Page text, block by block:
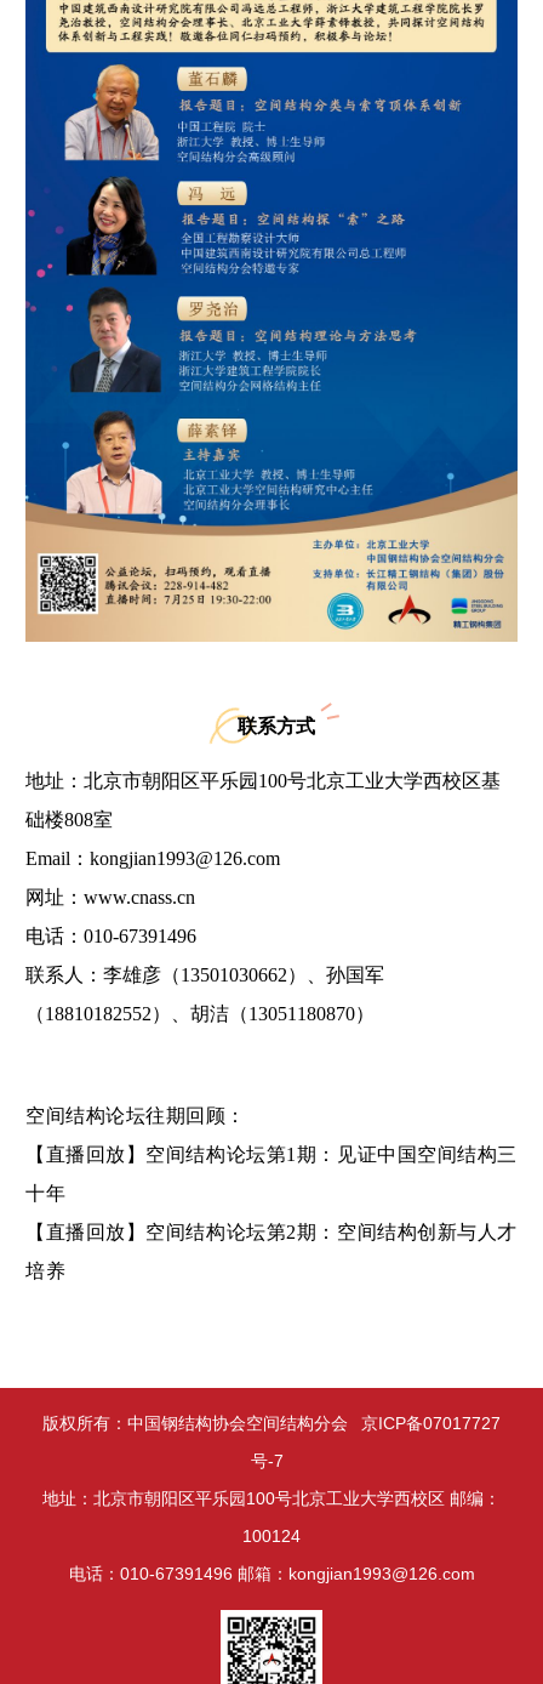
联系方式
地址：北京市朝阳区平乐园100号北京工业大学西校区基
础楼808室
Email：kongjian1993@126.com
网址：www.cnass.cn
电话：010-67391496
联系人：李雄彦（13501030662）、孙国军
（18810182552）、胡洁（13051180870）
空间结构论坛往期回顾：
【直播回放】空间结构论坛第1期：见证中国空间结构三
十年
【直播回放】空间结构论坛第2期：空间结构创新与人才
培养
版权所有：中国钢结构协会空间结构分会
京ICP备07017727
号-7
地址：北京市朝阳区平乐园100号北京工业大学西校区 邮编：
100124
电话：010-67391496 邮箱：kongjian1993@126.com